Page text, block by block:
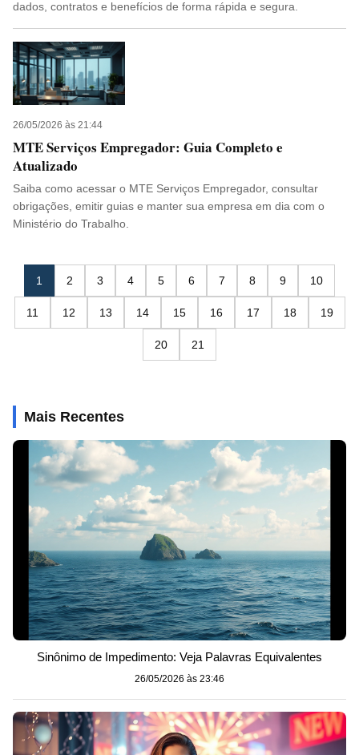
dados, contratos e benefícios de forma rápida e segura.
26/05/2026 às 21:44
MTE Serviços Empregador: Guia Completo e
Atualizado
Saiba como acessar o MTE Serviços Empregador, consultar
obrigações, emitir guias e manter sua empresa em dia com o
Ministério do Trabalho.
1 2 3 4 5 6 7 8 9 10
11 12 13 14 15 16 17 18 19
20 21
Mais Recentes
Sinônimo de Impedimento: Veja Palavras Equivalentes
26/05/2026 às 23:46